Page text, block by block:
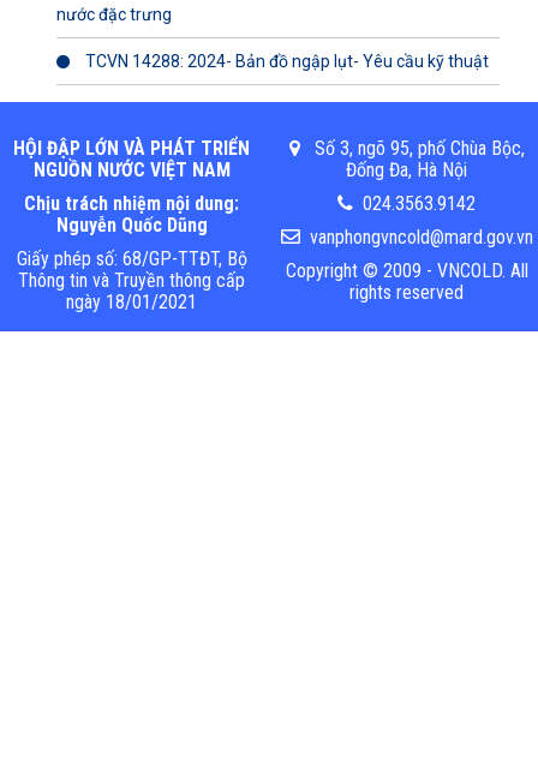
nước đặc trưng
TCVN 14288: 2024- Bản đồ ngập lụt- Yêu cầu kỹ thuật
HỘI ĐẬP LỚN VÀ PHÁT TRIỂN
NGUỒN NƯỚC VIỆT NAM
Chịu trách nhiệm nội dung:
Nguyễn Quốc Dũng
Giấy phép số: 68/GP-TTĐT, Bộ
Thông tin và Truyền thông cấp
ngày 18/01/2021
Số 3, ngõ 95, phố Chùa Bộc,
Đống Đa, Hà Nội
024.3563.9142
vanphongvncold@mard.gov.vn
Copyright © 2009 - VNCOLD. All
rights reserved